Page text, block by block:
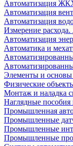
Автоматизация
Автоматизация
Автоматизация
Измерение
Автоматизация
Автоматика и
Элементы и основы
Физические
Монтаж и наладка
Наглядные пособия
Промышленная
Промышленные
Промышленные
Промышленные